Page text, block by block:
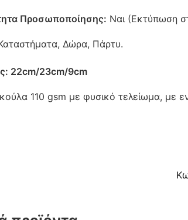
Προσωποποίησης: Ναι (Εκτύπωση
Δώρα, Πάρτυ.
22cm/23cm/9cm
110 gsm με φυσικό τελείωμα, με